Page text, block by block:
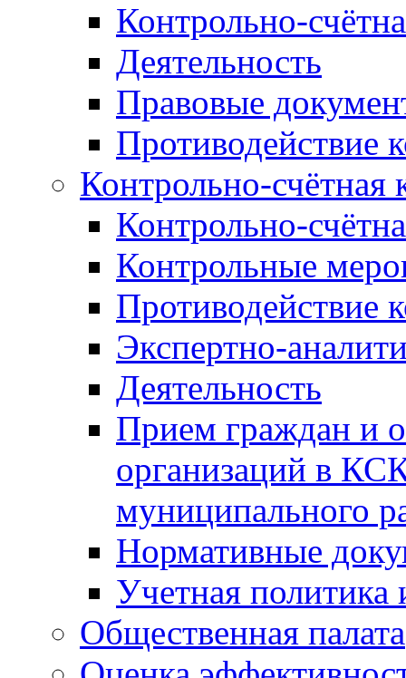
Контрольно-
Деятельность
Правовые
Противодействие
Контрольно-счётная
Контрольно-
Контрольные
Противодействие
Экспертно-
Деятельность
Прием граждан и
организаций в
муниципального
Нормативные
Учетная политика
Общественная палата